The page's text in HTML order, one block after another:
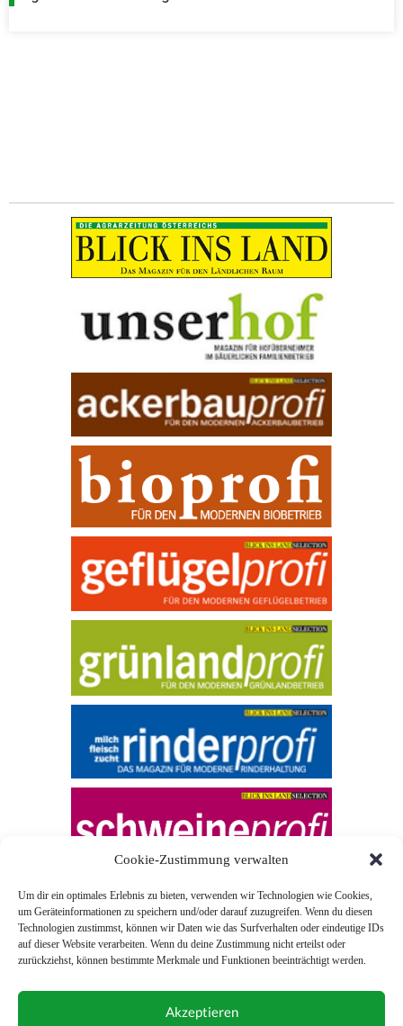
Cookie-Zustimmung verwalten
Um dir ein optimales Erlebnis zu bieten, verwenden wir Technologien wie Cookies,
um Geräteinformationen zu speichern und/oder darauf zuzugreifen. Wenn du diesen
Technologien zustimmst, können wir Daten wie das Surfverhalten oder eindeutige IDs
auf dieser Website verarbeiten. Wenn du deine Zustimmung nicht erteilst oder
zurückziehst, können bestimmte Merkmale und Funktionen beeinträchtigt werden.
Akzeptieren
© 2026 Blick ins Land
Unterstützt durch